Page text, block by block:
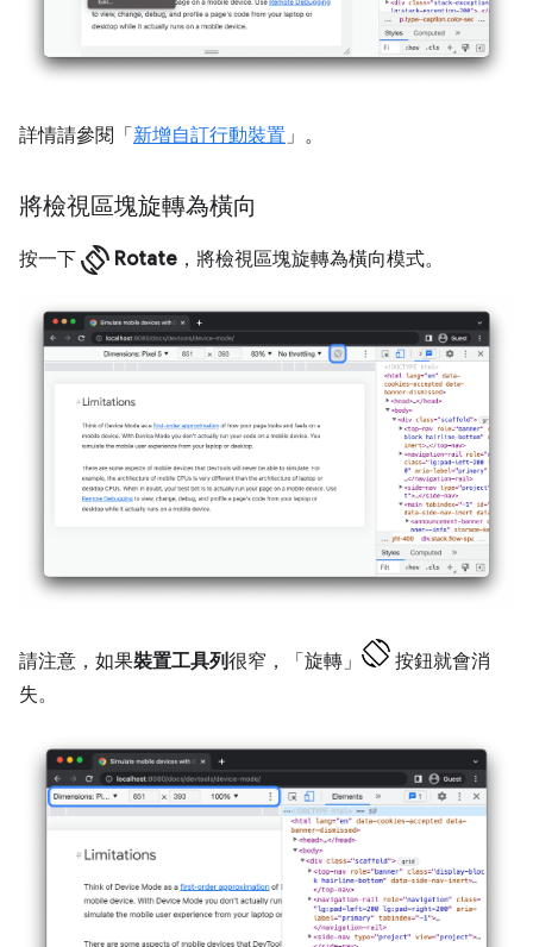
詳情請參閱「 新增自訂行動裝置」。
將檢視區塊旋轉為橫向
按一下 screen_rotation Rotate ，將檢視區塊旋轉為橫向模式。
請注意，如果裝置工具列很窄，「旋轉」
按鈕就會消
失。